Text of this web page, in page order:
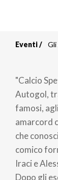
di
pane
Eventi
"Calcio
Autogol,
famosi,
amarcord
che
comico
Iraci e
Dopo gli